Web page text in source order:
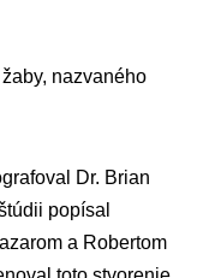
nazvaného
Dr. Brian
popísal
a Robertom